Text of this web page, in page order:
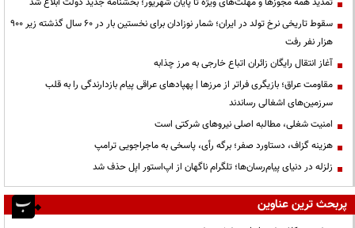
سقوط تاریخی نرخ تولد در ایران؛ شمار نوزادان برای نخستین بار در ۶۰ سال گذشته زیر ۹۰۰
هزار نفر رفت
آغاز انتقال رایگان زائران اتباع خارجی به مرز چذابه
مقاومت عراق؛ بازیگری فراتر از مرزها | پهپادهای عراقی پیام بازدارندگی را به قلب
سرزمین‌های اشغالی رساندند
‌امنیت شغلی، مطالبه اصلی نیروهای شرکتی است
هزینه گزاف، دستاورد صفر؛ برگه رأی، پاسخی به ماجراجویی ترامپ
زلزله در دنیای پیام‌رسان‌ها؛ تلگرام ناگهان از اپ‌استور اپل حذف شد
پربحث ترین عناوین